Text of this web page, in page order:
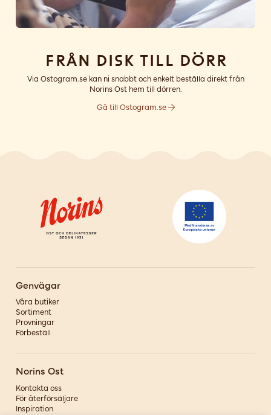
Från disk till dörr
Via Ostogram.se kan ni snabbt och enkelt beställa direkt från
Norins Ost hem till dörren.
Gå till Ostogram.se
Genvägar
Våra butiker
Sortiment
Provningar
Förbeställ
Norins Ost
Kontakta oss
För återförsäljare
Inspiration